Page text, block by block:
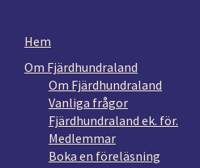
Hem
Om Fjärdhundraland
Om Fjärdhundraland
Vanliga frågor
Fjärdhundraland ek. för.
Medlemmar
Boka en föreläsning